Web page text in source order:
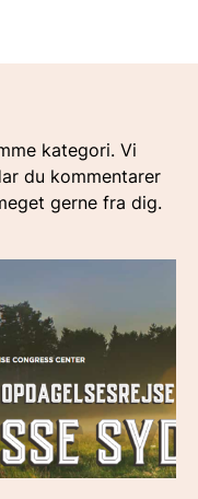
kategori. Vi
du kommentarer
gerne fra dig.